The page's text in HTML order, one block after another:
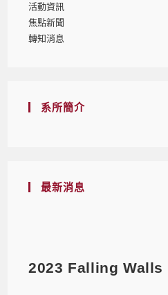
活動資訊
焦點新聞
轉知消息
系所簡介
最新消息
2023 Falling Walls